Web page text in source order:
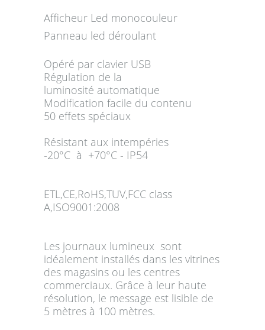
Afficheur Led monocouleur
Panneau led déroulant
Opéré par clavier USB
Régulation de la
luminosité automatique
Modification facile du contenu
50 effets spéciaux
Résistant aux intempéries
-20°C à +70°C - IP54
ETL,CE,RoHS,TUV,FCC class
A,ISO9001:2008
Les journaux lumineux sont
idéalement installés dans les vitrines
des magasins ou les centres
commerciaux. Grâce à leur haute
résolution, le message est lisible de
5 mètres à 100 mètres.